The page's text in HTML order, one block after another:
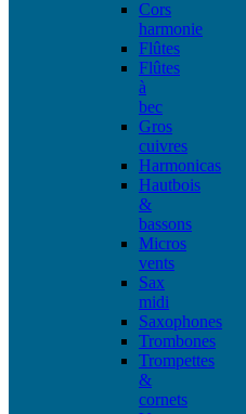
Cors
harmonie
Flûtes
Flûtes
à
bec
Gros
cuivres
Harmonicas
Hautbois
&
bassons
Micros
vents
Sax
midi
Saxophones
Trombones
Trompettes
&
cornets